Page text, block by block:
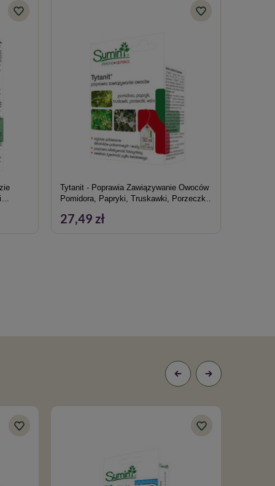
Tytanit - Poprawia Zawiązywanie Owoców
Pomidora, Papryki, Truskawki, Porzeczki i
27,49 zł